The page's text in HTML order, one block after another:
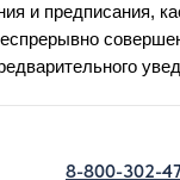
и предписания,
8-800-302-